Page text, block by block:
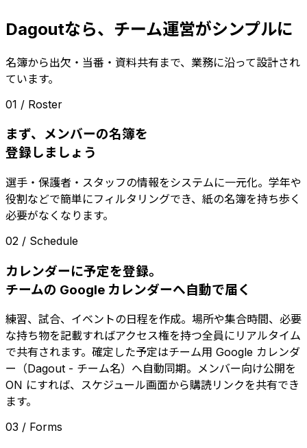
Dagoutなら、チーム運営がシンプルに
名簿から出欠・当番・資料共有まで、業務に沿って設計され
ています。
01 / Roster
まず、メンバーの名簿を
登録しましょう
選手・保護者・スタッフの情報をシステムに一元化。学年や
役割などで簡単にフィルタリングでき、紙の名簿を持ち歩く
必要がなくなります。
02 / Schedule
カレンダーに予定を登録。
チームの Google カレンダーへ自動で届く
練習、試合、イベントの日程を作成。場所や集合時間、必要
な持ち物を記載すればアクセス権を持つ全員にリアルタイム
で共有されます。確定した予定はチーム用 Google カレンダ
ー（Dagout - チーム名）へ自動同期。メンバー向け公開を
ON にすれば、スケジュール画面から購読リンクを共有でき
ます。
03 / Forms